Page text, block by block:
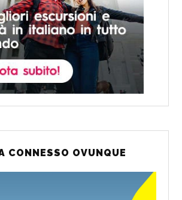
CONNESSO OVUNQUE